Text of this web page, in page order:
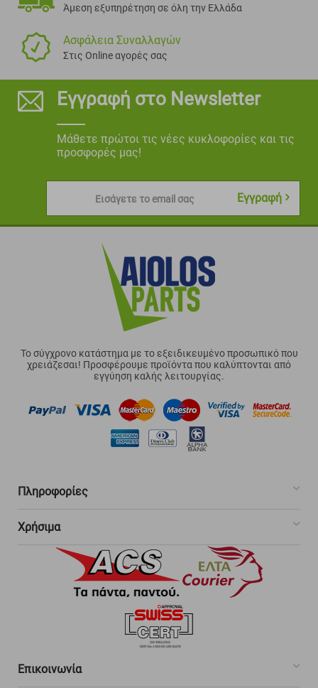
Άμεση εξυπηρέτηση σε όλη την Ελλάδα
Ασφάλεια Συναλλαγών
Στις Online αγορές σας
Εγγραφή στο Newsletter
Μάθετε πρώτοι τις νέες κυκλοφορίες και τις
προσφορές μας!
Εισάγετε το email σας Εγγραφή
Το σύγχρονο κατάστημα με το εξειδικευμένο προσωπικό που
χρειάζεσαι! Προσφέρουμε προϊόντα που καλύπτονται από
εγγύηση καλής λειτουργίας.
Πληροφορίες
Χρήσιμα
Επικοινωνία